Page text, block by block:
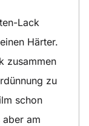
Lack
Härter.
zusammen
zu
schon
aber am